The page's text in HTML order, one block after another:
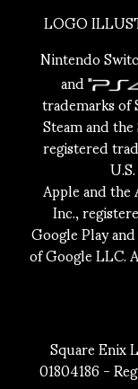
LOGO
Nintendo
and "
trademarks
Steam and
registered
Apple and
Inc.,
Google Play
of Google LLC.
Square Enix
01804186 -